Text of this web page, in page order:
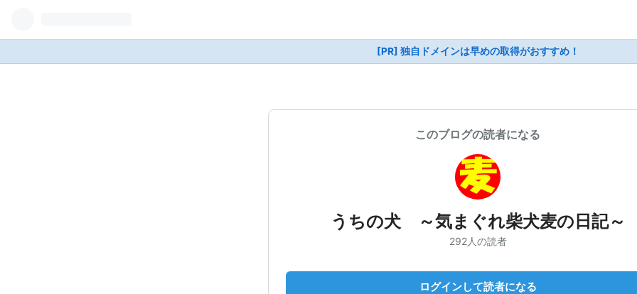
[PR] 独自ドメインは早めの取得がおすすめ！
このブログの読者になる
うちの犬 ～気まぐれ柴犬麦の日記～
292人の読者
ログインして読者になる